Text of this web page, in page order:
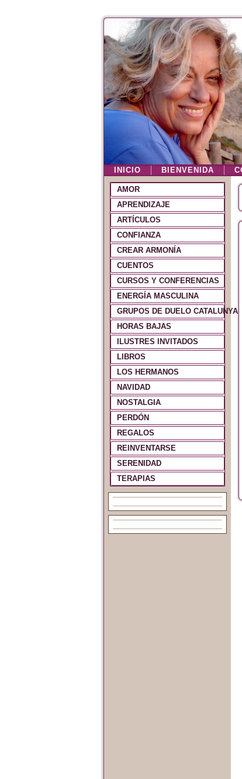
INICIO BIENVENIDA
AMOR
APRENDIZAJE
ARTÍCULOS
CONFIANZA
CREAR ARMONÍA
CUENTOS
CURSOS Y CONFERENCIAS
ENERGÍA MASCULINA
GRUPOS DE DUELO CATALUNYA
HORAS BAJAS
ILUSTRES INVITADOS
LIBROS
LOS HERMANOS
NAVIDAD
NOSTALGIA
PERDÓN
REGALOS
REINVENTARSE
SERENIDAD
TERAPIAS